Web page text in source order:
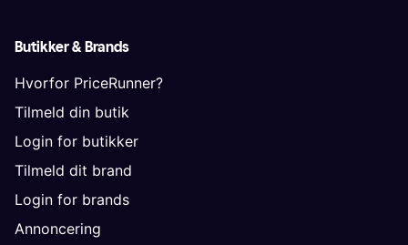
Butikker & Brands
Hvorfor PriceRunner?
Tilmeld din butik
Login for butikker
Tilmeld dit brand
Login for brands
Annoncering